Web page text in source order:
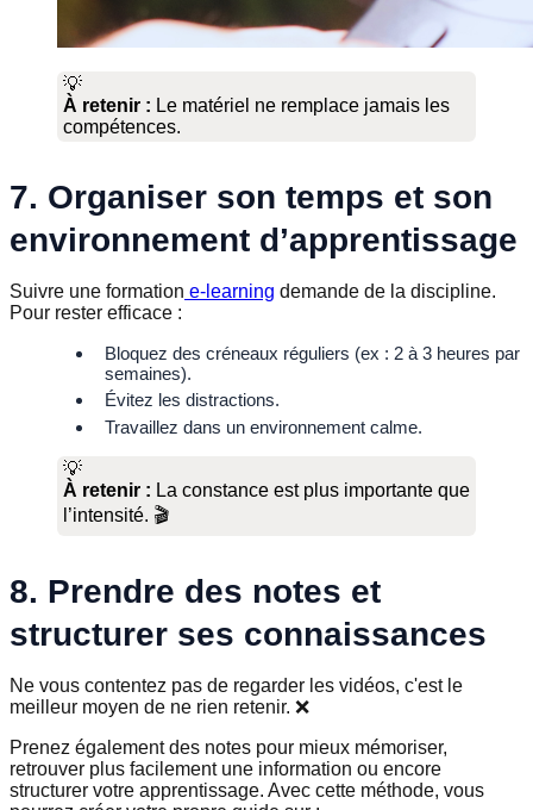
💡
À retenir : Le matériel ne remplace jamais les
compétences.
7. Organiser son temps et son
environnement d’apprentissage
Suivre une formation e-learning demande de la discipline.
Pour rester efficace :
Bloquez des créneaux réguliers (ex : 2 à 3 heures par
semaines).
Évitez les distractions.
Travaillez dans un environnement calme.
💡
À retenir : La constance est plus importante que
l’intensité. 🎬
8. Prendre des notes et
structurer ses connaissances
Ne vous contentez pas de regarder les vidéos, c'est le
meilleur moyen de ne rien retenir. ❌
Prenez également des notes pour mieux mémoriser,
retrouver plus facilement une information ou encore
structurer votre apprentissage. Avec cette méthode, vous